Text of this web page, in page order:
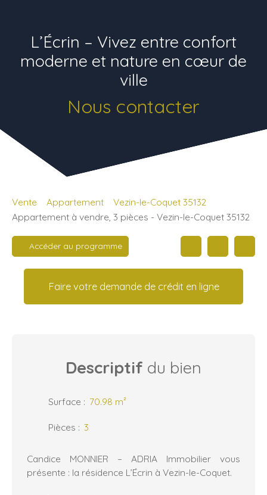
L’Écrin – Vivez entre confort
moderne et nature en cœur de
ville
Nous contacter
Vente Appartement
Vezin-le-Coquet 35132
Appartement à vendre, 3 pièces - Vezin-le-Coquet 35132
Accéder au programme
Faire votre demande de crédit en ligne
Descriptif du bien
Surface : 70.98 m²
Pièces : 3
Candice MONNIER – ADRIA Immobilier vous
présente : la résidence L’Écrin à Vezin-le-Coquet.